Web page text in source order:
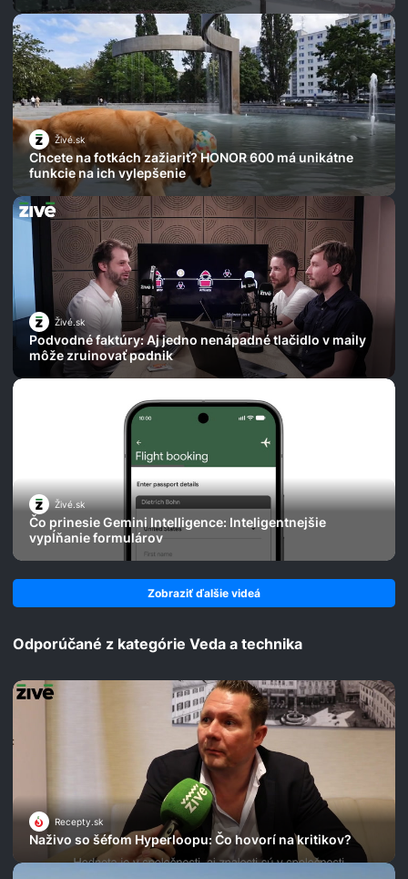
Živé.sk
Chcete na fotkách zažiariť? HONOR 600 má unikátne
funkcie na ich vylepšenie
Živé.sk
Podvodné faktúry: Aj jedno nenápadné tlačidlo v maily
môže zruinovať podnik
Živé.sk
Čo prinesie Gemini Intelligence: Inteligentnejšie
vypĺňanie formulárov
Zobraziť ďalšie videá
Odporúčané z kategórie Veda a technika
Recepty.sk
Naživo so šéfom Hyperloopu: Čo hovorí na kritikov?